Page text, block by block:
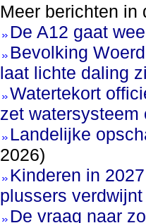
Meer berichten in
De A12 gaat
Bevolking
laat lichte daling
Watertekort
zet watersysteem
Landelijke
2026)
Kinderen in
plussers verdwijnt
De vraag naar